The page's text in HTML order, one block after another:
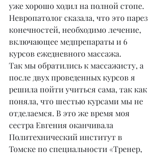
уже хорошо ходил на полной стопе.
Невропатолог сказала, что это парез
конечностей, необходимо лечение,
включающее медпрепараты и 6
курсов ежедневного массажа.
Так мы обратились к массажисту, а
после двух проведенных курсов я
решила пойти учиться сама, так как
поняла, что шестью курсами мы не
отделаемся. В это же время моя
сестра Евгения оканчивала
Политехнический институт в
Томске по специальности «Тренер,